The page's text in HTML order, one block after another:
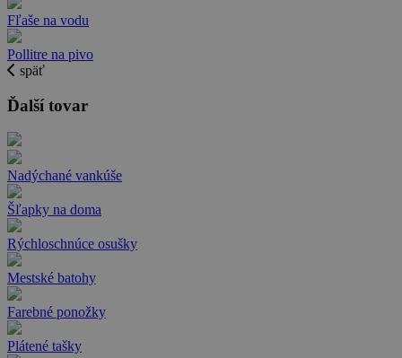
Fľaše na vodu
Pollitre na pivo
späť
Ďalší tovar
Nadýchané vankúše
Šľapky na doma
Rýchloschnúce osušky
Mestské batohy
Farebné ponožky
Plátené tašky